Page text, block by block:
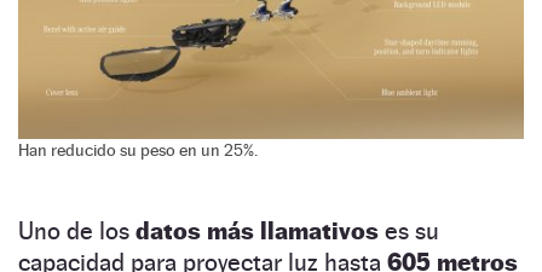
Han reducido su peso en un 25%.
Uno de los datos más llamativos es su
capacidad para proyectar luz hasta 605 metros